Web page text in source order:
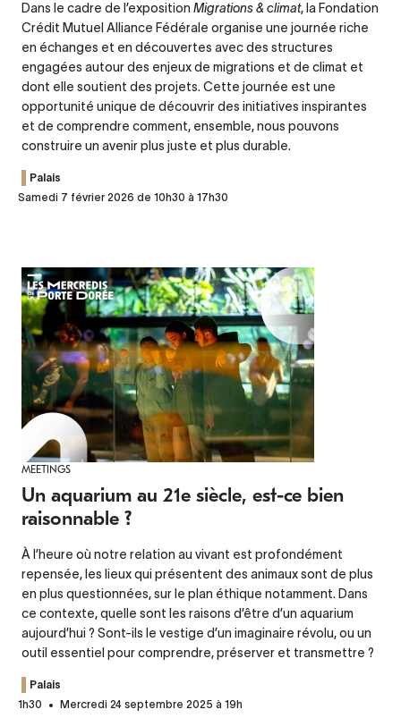
Dans le cadre de l’exposition Migrations & climat, la Fondation
Crédit Mutuel Alliance Fédérale organise une journée riche
en échanges et en découvertes avec des structures
engagées autour des enjeux de migrations et de climat et
dont elle soutient des projets. Cette journée est une
opportunité unique de découvrir des initiatives inspirantes
et de comprendre comment, ensemble, nous pouvons
construire un avenir plus juste et plus durable.
Palais
Samedi 7 février 2026 de 10h30 à 17h30
MEETINGS
Un aquarium au 21e siècle, est-ce bien
raisonnable ?
À l’heure où notre relation au vivant est profondément
repensée, les lieux qui présentent des animaux sont de plus
en plus questionnées, sur le plan éthique notamment. Dans
ce contexte, quelle sont les raisons d’être d’un aquarium
aujourd’hui ? Sont-ils le vestige d’un imaginaire révolu, ou un
outil essentiel pour comprendre, préserver et transmettre ?
Palais
1h30
Mercredi 24 septembre 2025 à 19h